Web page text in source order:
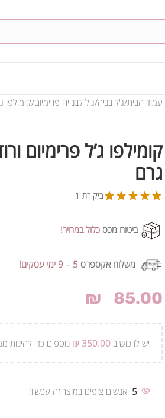
עמוד הבית ג'ל בניה ג'ל לבנייה פרימיום קומילפו
גרם
ביקורת 1
ביטוח מכס כלול במחיר!
משלוח אקספרס 5 – 9 ימי עסקים!
₪ 85.00
יש לרכוש ב ₪ 350.00 נוספים כדי להינות
5 אנשים צופים במוצר זה עכשיו!